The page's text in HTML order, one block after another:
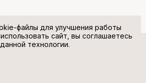
Все права защищены.
данных
файлы для улучшения работы
сайт, вы соглашаетесь
технологии.